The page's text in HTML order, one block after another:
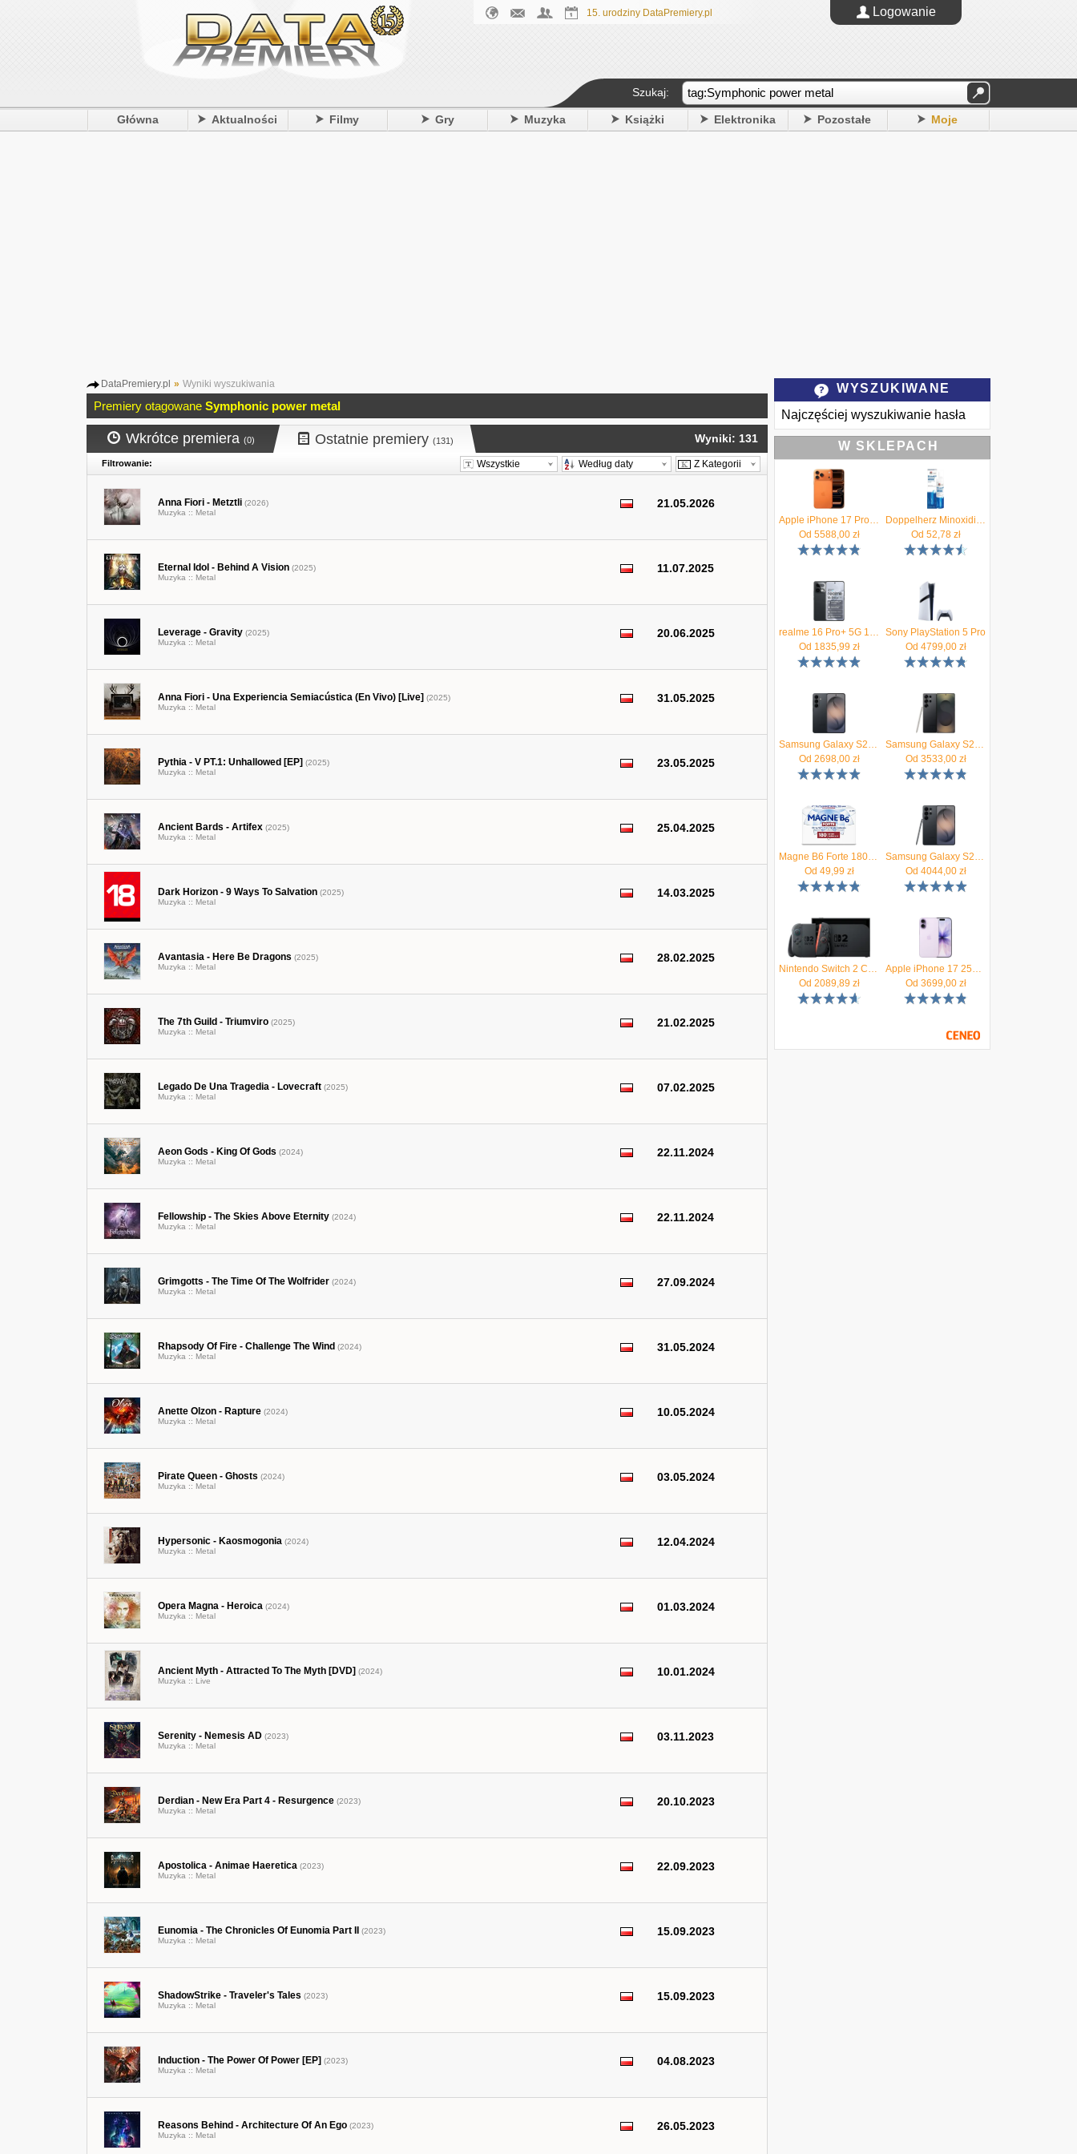
15. urodziny DataPremiery.pl Logowanie
Szukaj:
Główna Aktualności Filmy Gry Muzyka Książki Elektronika Pozostałe Moje
DataPremiery.pl » Wyniki wyszukiwania
Premiery otagowane Symphonic power metal
Wkrótce premiera (0) Ostatnie premiery (131) Wyniki: 131
Filtrowanie: Wszystkie Według daty Z Kategorii
Anna Fiori - Metztli (2026)
Muzyka :: Metal
21.05.2026
Eternal Idol - Behind A Vision (2025)
Muzyka :: Metal
11.07.2025
Leverage - Gravity (2025)
Muzyka :: Metal
20.06.2025
Anna Fiori - Una Experiencia Semiacústica (En Vivo) [Live] (2025)
Muzyka :: Metal
31.05.2025
Pythia - V PT.1: Unhallowed [EP] (2025)
Muzyka :: Metal
23.05.2025
Ancient Bards - Artifex (2025)
Muzyka :: Metal
25.04.2025
Dark Horizon - 9 Ways To Salvation (2025)
Muzyka :: Metal
14.03.2025
Avantasia - Here Be Dragons (2025)
Muzyka :: Metal
28.02.2025
The 7th Guild - Triumviro (2025)
Muzyka :: Metal
21.02.2025
Legado De Una Tragedia - Lovecraft (2025)
Muzyka :: Metal
07.02.2025
Aeon Gods - King Of Gods (2024)
Muzyka :: Metal
22.11.2024
Fellowship - The Skies Above Eternity (2024)
Muzyka :: Metal
22.11.2024
Grimgotts - The Time Of The Wolfrider (2024)
Muzyka :: Metal
27.09.2024
Rhapsody Of Fire - Challenge The Wind (2024)
Muzyka :: Metal
31.05.2024
Anette Olzon - Rapture (2024)
Muzyka :: Metal
10.05.2024
Pirate Queen - Ghosts (2024)
Muzyka :: Metal
03.05.2024
Hypersonic - Kaosmogonia (2024)
Muzyka :: Metal
12.04.2024
Opera Magna - Heroica (2024)
Muzyka :: Metal
01.03.2024
Ancient Myth - Attracted To The Myth [DVD] (2024)
Muzyka :: Live
10.01.2024
Serenity - Nemesis AD (2023)
Muzyka :: Metal
03.11.2023
Derdian - New Era Part 4 - Resurgence (2023)
Muzyka :: Metal
20.10.2023
Apostolica - Animae Haeretica (2023)
Muzyka :: Metal
22.09.2023
Eunomia - The Chronicles Of Eunomia Part II
(2023)
Muzyka :: Metal
15.09.2023
ShadowStrike - Traveler's Tales (2023)
Muzyka :: Metal
15.09.2023
Induction - The Power Of Power [EP] (2023)
Muzyka :: Metal
04.08.2023
Reasons Behind - Architecture Of An Ego (2023)
Muzyka :: Metal
26.05.2023
WYSZUKIWANE
Najczęściej wyszukiwanie hasła
W SKLEPACH
Apple iPhone 17 Pro Max 256GB Kosmiczny pomarańcz
Od 5588,00zł
Doppelherz Minoxidil Dla Mężczyzn 60g
Od 52,78zł
realme 16 Pro+ 5G 12/512GB Szary
Od 1835,99 zł
Sony PlayStation 5 Pro
Od 4799,00zł
Samsung Galaxy S26 SM-S942 12/256GB Czarny
Od 2698,00zł
Samsung Galaxy S25 Ultra SM-S938 12/256GB Tytanowy Czarny
Od 3533,00zł
Magne B6 Forte 180tabl.
Od 49,99 zł
Samsung Galaxy S26 Ultra SM-S948 5G 12/256GB Czarny
Od 4044,00zł
Nintendo Switch 2 Czarna
Od 2089,89 zł
Apple iPhone 17 256GB Lawenda
Od 3699,00zł